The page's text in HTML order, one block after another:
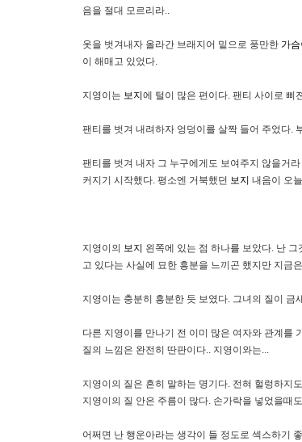
음을 절대 모르리라..
옷을 벗겨내자 올라간 브래지어 밑으로 풍만한 가슴
이 해매고 있었다.
지영이는 보지 에 털이 많은 편이다. 팬티 사이로 삐
팬티를 벗겨 내려하자 엉덩이를 살짝 들어 주었다.
팬티를 벗겨 내자 그 누구에게도 보여주지 않을거라
커지기 시작했다. 평소엔 거북했던 보지 내음이 오
지영이의 보지 왼쪽에 있는 점 하나를 보았다. 난
고 있다는 사실에 묘한 흥분을 느끼곤 했지만 지금
지영이는 충분히 흥분한 듯 보였다. 그녀의 질이
다른 지영이를 만나기 전 이미 많은 여자와 관계를
질의 느낌은 완전히 딴판이다.. 지영이와는...
지영이의 질은 흔히 말하는 명기다. 전혀 헐렁하지
지영이의 질 안은 주름이 많다. 손가락을 넣었을때
어쩌면 난 행운아라는 생각이 들 정도로 섹스하기